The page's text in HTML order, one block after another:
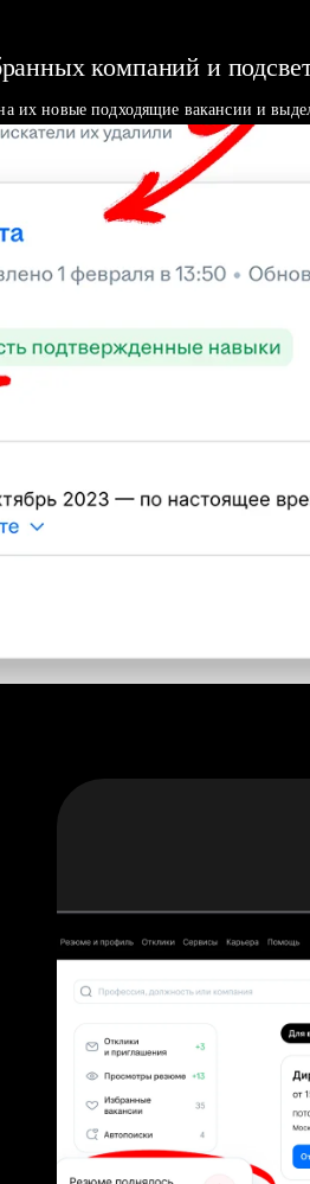
компаний и
их новые подходящие вакансии и